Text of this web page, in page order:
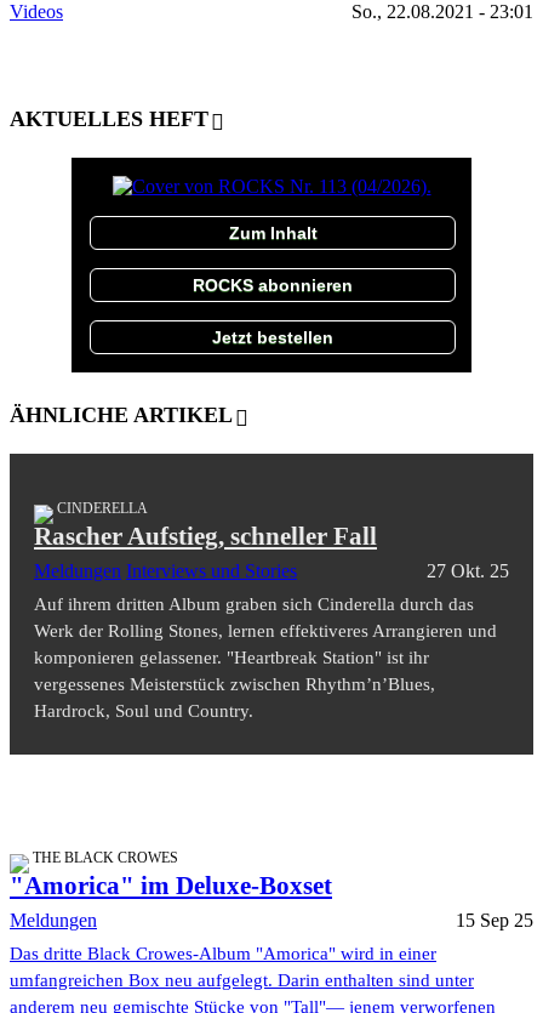
Videos So., 22.08.2021 - 23:01
AKTUELLES HEFT
Zum Inhalt
ROCKS abonnieren
Jetzt bestellen
ÄHNLICHE ARTIKEL
CINDERELLA
Rascher Aufstieg, schneller Fall
Meldungen Interviews und Stories 27 Okt. 25
Auf ihrem dritten Album graben sich Cinderella durch das
Werk der Rolling Stones, lernen effektiveres Arrangieren und
komponieren gelassener. "Heartbreak Station" ist ihr
vergessenes Meisterstück zwischen Rhythm’n’Blues,
Hardrock, Soul und Country.
THE BLACK CROWES
"Amorica" im Deluxe-Boxset
Meldungen 15 Sep 25
Das dritte Black Crowes-Album "Amorica" wird in einer
umfangreichen Box neu aufgelegt. Darin enthalten sind unter
anderem neu gemischte Stücke von "Tall"— jenem verworfenen